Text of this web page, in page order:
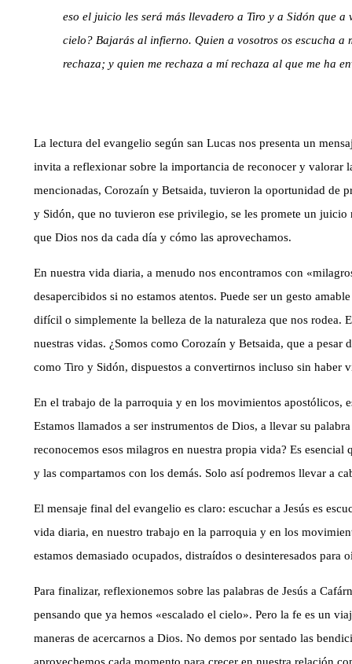
eso el juicio les será más llevadero a Tiro y a Sidón que
cielo? Bajarás al infierno. Quien a vosotros os escucha a
rechaza; y quien me rechaza a mí rechaza al que me ha
La lectura del evangelio según san Lucas nos presenta un
invita a reflexionar sobre la importancia de reconocer y valorar
mencionadas, Corozaín y Betsaida, tuvieron la oportunidad de
y Sidón, que no tuvieron ese privilegio, se les promete un
que Dios nos da cada día y cómo las aprovechamos.
En nuestra vida diaria, a menudo nos encontramos con
desapercibidos si no estamos atentos. Puede ser un gesto
difícil o simplemente la belleza de la naturaleza que nos rodea.
nuestras vidas. ¿Somos como Corozaín y Betsaida, que a
como Tiro y Sidón, dispuestos a convertirnos incluso sin haber
En el trabajo de la parroquia y en los movimientos apostólicos,
Estamos llamados a ser instrumentos de Dios, a llevar su
reconocemos esos milagros en nuestra propia vida? Es
y las compartamos con los demás. Solo así podremos llevar a
El mensaje final del evangelio es claro: escuchar a Jesús es
vida diaria, en nuestro trabajo en la parroquia y en los
estamos demasiado ocupados, distraídos o desinteresados para
Para finalizar, reflexionemos sobre las palabras de Jesús a
pensando que ya hemos «escalado el cielo». Pero la fe es un
maneras de acercarnos a Dios. No demos por sentado las
aprovechemos cada momento para crecer en nuestra relación